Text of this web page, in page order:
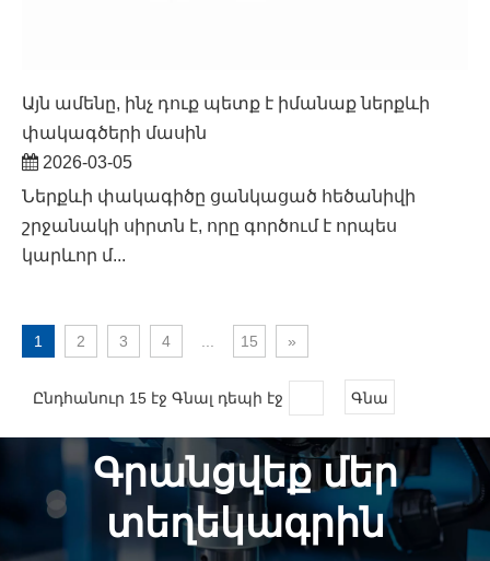
Այն ամենը, ինչ դուք պետք է իմանաք ներքևի
փակագծերի մասին
2026-03-05
Ներքևի փակագիծը ցանկացած հեծանիվի
շրջանակի սիրտն է, որը գործում է որպես
կարևոր մ...
1 2 3 4 15 »
Ընդհանուր 15 էջ Գնալ դեպի էջ Գնա
Գրանցվեք մեր
տեղեկագրին